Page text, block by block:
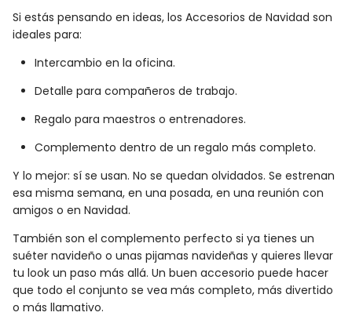
Si estás pensando en ideas, los Accesorios de Navidad son
ideales para:
Intercambio en la oficina.
Detalle para compañeros de trabajo.
Regalo para maestros o entrenadores.
Complemento dentro de un regalo más completo.
Y lo mejor: sí se usan. No se quedan olvidados. Se estrenan
esa misma semana, en una posada, en una reunión con
amigos o en Navidad.
También son el complemento perfecto si ya tienes un
suéter navideño o unas pijamas navideñas y quieres llevar
tu look un paso más allá. Un buen accesorio puede hacer
que todo el conjunto se vea más completo, más divertido
o más llamativo.